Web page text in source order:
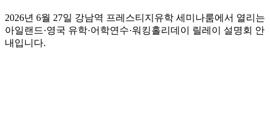
2026년 6월 27일 강남역 프레스티지유학 세미나룸에서 열리는
아일랜드·영국 유학·어학연수·워킹홀리데이 릴레이 설명회 안
내입니다.